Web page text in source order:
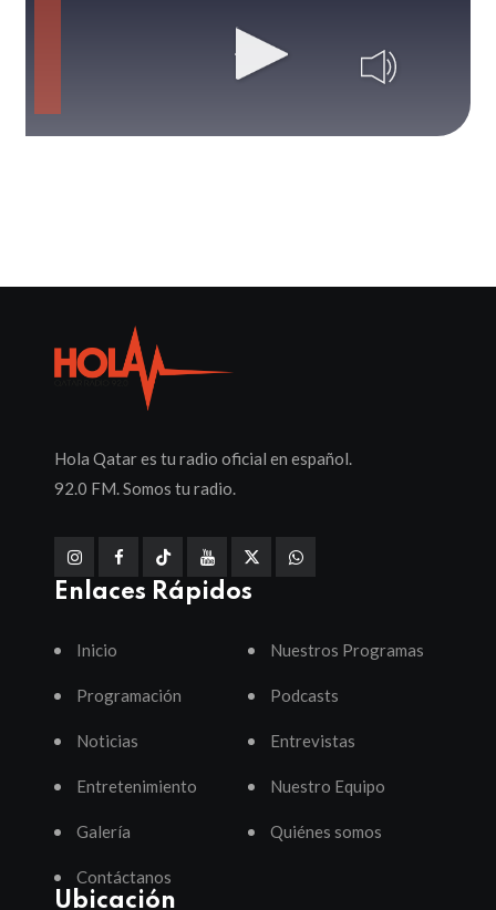
Hola Qatar es tu radio oficial en español.
92.0 FM. Somos tu radio.
Enlaces Rápidos
Inicio Nuestros Programas
Programación Podcasts
Noticias Entrevistas
Entretenimiento Nuestro Equipo
Galería Quiénes somos
Contáctanos
Ubicación